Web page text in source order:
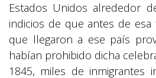
Estados Unidos alrededor
indicios de que antes de
que llegaron a ese país
habían prohibido dicha
1845, miles de inmigrantes